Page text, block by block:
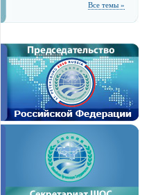
Все темы »